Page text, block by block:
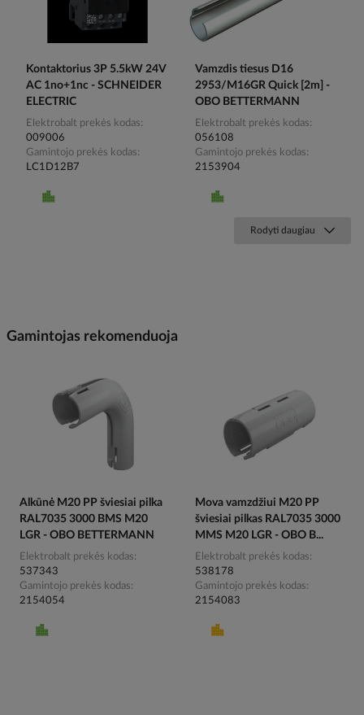
Kontaktorius 3P 5.5kW 24V
AC 1no+1nc - SCHNEIDER
ELECTRIC
Elektrobalt prekės kodas
009006
Gamintojo prekės kodas
LC1D12B7
Vamzdis tiesus D16
2953/M16GR Quick [2m] -
OBO BETTERMANN
Elektrobalt prekės kodas
056108
Gamintojo prekės kodas
2153904
Rodyti daugiau
Gamintojas rekomenduoja
Alkūnė M20 PP šviesiai pilka
RAL7035 3000 BMS M20
LGR - OBO BETTERMANN
Elektrobalt prekės kodas
537343
Gamintojo prekės kodas
2154054
Mova vamzdžiui M20 PP
šviesiai pilkas RAL7035 3000
MMS M20 LGR - OBO B...
Elektrobalt prekės kodas
538178
Gamintojo prekės kodas
2154083